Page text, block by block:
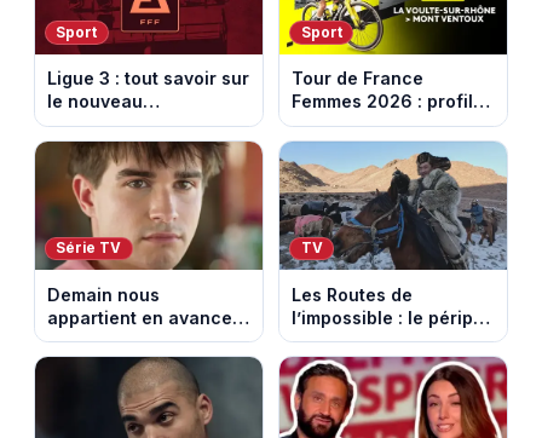
Sport
Ligue 3 : tout savoir sur
le nouveau
championnat qui
succède au National
Sport
Tour de France
Femmes 2026 : profil
et horaires de la 7e
étape entre La Voulte-
sur-Rhône et le Mont
Ventoux
Série TV
Demain nous
appartient en avance:
Samuel perd le
contrôle. Episode du 10
août 2026.
TV
Les Routes de
l’impossible : le périple
glacial d’une famille
nomade en Mongolie